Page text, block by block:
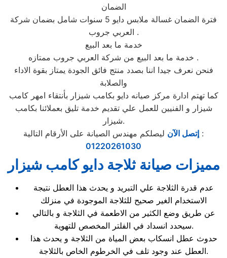
الضمان
فترة الضمان غسالة ملابس دايو 5 سنوات شامل بضمان شركة
العربي جروب .
خدمة ما بعد البيع
خدمة ما بعد البيع من شركة العربي جروب ممتازه .
فنحن نعرف جيدا اننا بصدد منتج فائق الجودة يمتاز بقوة الاداء
والصلابة
كما تهتم ادارة مركز صيانه دايو بكامب شيزار بأنتقاء امهر كامب
شيزار و الفنيين للعمل علي تقديم خدمة تليق بعملائنا بكامب
شيزار.
إتصل الآن ليصلكم مهندس الصيانة على الأرقام التالية :
01220261030
مميزات صيانة ثلاجة دايو كامب شيزار
عدم قدرة الثلاجة علي التبريد و يحدث هذا العطل نتيجة
الاستخدام الغير صحيح للثلاجة الموجودة في منزلك
عن طريق وضع الكثير من الاطعمة في الثلاجة و بالتالي
سيحدد انسداد في الفلتر المخصص للتهوية.
حدوث عطل انسكاب بعض المياة من الثلاجة و يحدث هذا
العطل عند وجود تلف في الخرطوم الخاص بالثلاجة.